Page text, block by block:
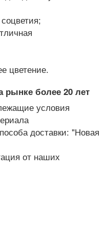
цветение.
рынке более 20 лет
условия
доставки: "Новая
от наших